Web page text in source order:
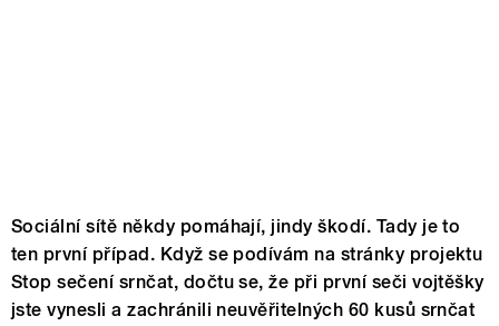
Sociální sítě někdy pomáhají, jindy škodí. Tady je to
ten první případ. Když se podívám na stránky projektu
Stop sečení srnčat, dočtu se, že při první seči vojtěšky
jste vynesli a zachránili neuvěřitelných 60 kusů srnčat